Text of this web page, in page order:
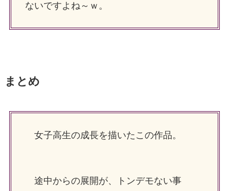
ないですよね～ｗ。
まとめ
女子高生の成長を描いたこの作品。
途中からの展開が、トンデモない事